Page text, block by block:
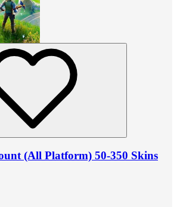
(All Platform) 50-350 Skins